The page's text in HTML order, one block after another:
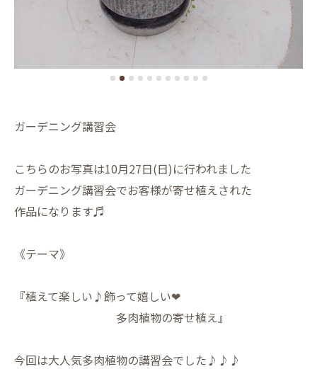
ガーデニング講習会
こちらのお写真は10月27日(日)に行われました
ガーデニング講習会でお客様が寄せ植えされた
作品になります♬
《テーマ》
『植えて楽しい♪飾って嬉しい❤︎
多肉植物の寄せ植え』
今回は大人気多肉植物の講習会でした♪♪♪